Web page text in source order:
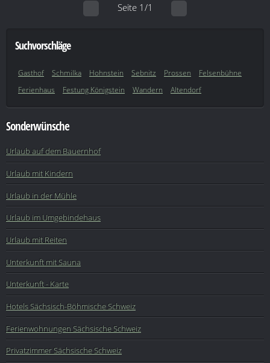
Seite 1/1
Suchvorschläge
Gasthof Schmilka Hohnstein Sebnitz Prossen
Felsenbühne
Ferienhaus
Festung Königstein Wandern Altendorf
Sonderwünsche
Urlaub auf dem Bauernhof
Urlaub mit Kindern
Urlaub in der Mühle
Urlaub im Umgebindehaus
Urlaub mit Reiten
Unterkunft mit Sauna
Unterkunft - Karte
Hotels Sächsisch-Böhmische Schweiz
Ferienwohnungen Sächsische Schweiz
Privatzimmer Sächsische Schweiz